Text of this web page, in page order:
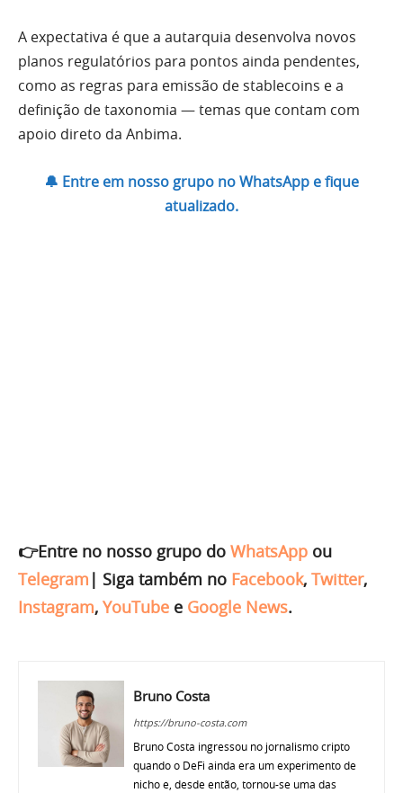
A expectativa é que a autarquia desenvolva novos
planos regulatórios para pontos ainda pendentes,
como as regras para emissão de stablecoins e a
definição de taxonomia — temas que contam com
apoio direto da Anbima.
🔔 Entre em nosso grupo no WhatsApp e fique
atualizado.
👉Entre no nosso grupo do WhatsApp ou
Telegram | Siga também no Facebook, Twitter,
Instagram, YouTube e Google News.
Bruno Costa
https://bruno-costa.com
Bruno Costa ingressou no jornalismo cripto
quando o DeFi ainda era um experimento de
nicho e, desde então, tornou-se uma das